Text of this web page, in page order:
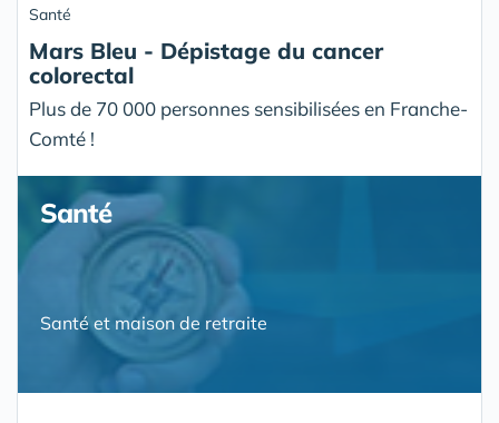
Santé
Mars Bleu - Dépistage du cancer
colorectal
Plus de 70 000 personnes sensibilisées en Franche-
Comté !
Santé
Santé et maison de retraite